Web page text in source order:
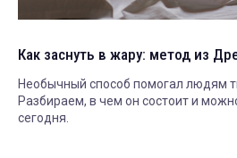
Как заснуть в жару: метод из
Необычный способ помогал людям
Разбираем, в чем он состоит и
сегодня.